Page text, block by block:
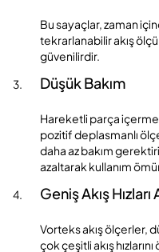
Bu sayaçlar, zaman
tekrarlanabilir akış
güvenilirdir.
Düşük Bakım
Hareketli parça
pozitif deplasmanlı
daha az bakım
azaltarak kullanım
Geniş Akış Hızları
Vorteks akış ölçerler,
çok çeşitli akış